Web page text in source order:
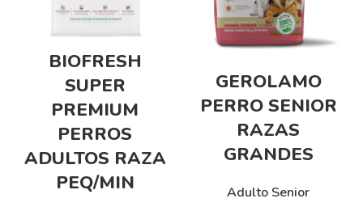
BIOFRESH
SUPER
PREMIUM
PERROS
ADULTOS RAZA
PEQ/MIN
GEROLAMO
PERRO SENIOR
RAZAS
GRANDES
Adulto Senior